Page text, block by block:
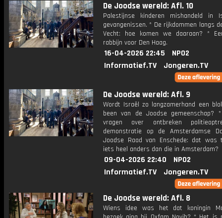
De Joodse wereld: Afl. 10
Palestijnse kinderen mishandeld in
gevangenissen. * De rijkdommen langs
Vecht: hoe komen we daaraan? *
rabbijn voor Den Haag.
16-04-2026 22:45
NPO2
Informatief.TV
Jongeren.TV
De Joodse wereld: Afl. 9
Wordt Israël zo langzamerhand een
been van de Joodse gemeenschap?
vragen over ontbreken
demonstratie op de Amsterdamse
Joodse Raad van Enschede: dat was
iets heel anders dan die in Amsterdam?
09-04-2026 22:40
NPO2
Informatief.TV
Jongeren.TV
De Joodse wereld: Afl. 8
Wiens idee was het dat koningin